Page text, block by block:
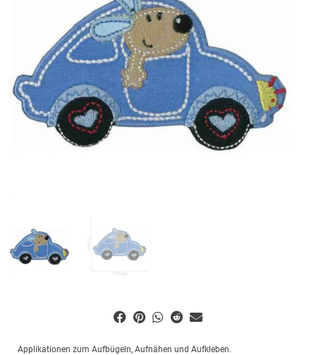
Applikationen zum Aufbügeln, Aufnähen und Aufkleben.